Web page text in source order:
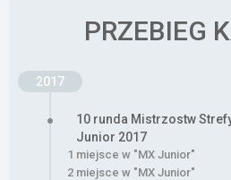
PRZEBIEG
2017
10 runda Mistrzostw
Junior 2017
1 miejsce w "MX Junior"
2 miejsce w "MX Junior"